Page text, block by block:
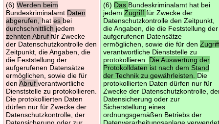
(6)Werden beim
Bundeskriminalamt Daten
abgerufen, hates bei
durchschnittlich jedem
zehnten Abruffür Zwecke
der Datenschutzkontrolle den
Zeitpunkt, die Angaben, die
die Feststellung der
aufgerufenen Datensätze
ermöglichen, sowie die für
denAbrufverantwortliche
Dienststelle zu protokollieren.
Die protokollierten Daten
dürfen nur für Zwecke der
Datenschutzkontrolle, der
Datensicherung oder zur
(6) Das Bundeskriminalamt hat bei
jedemZugrifffür Zwecke der
Datenschutzkontrolle den Zeitpunkt,
die Angaben, die die Feststellung der
aufgerufenen Datensätze
ermöglichen, sowie die für den
verantwortliche Dienststelle zu
protokollieren. Die Auswertung der
Protokolldaten ist nach dem Stand
der Technik zu gewährleisten. Die
protokollierten Daten dürfen nur für
Zwecke der Datenschutzkontrolle,
Datensicherung oder zur
Sicherstellung eines
ordnungsgemäßen Betriebs der
Datenverarbeitungsanlage